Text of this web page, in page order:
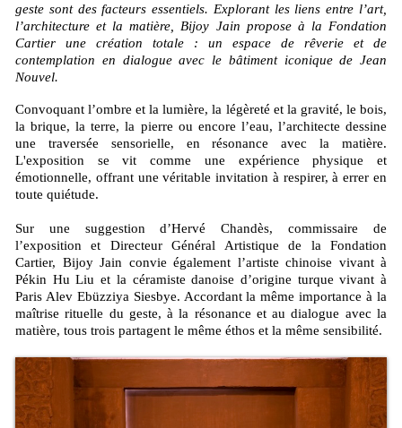
geste sont des facteurs essentiels. Explorant les liens entre l’art,
l’architecture et la matière, Bijoy Jain propose à la Fondation
Cartier une création totale : un espace de rêverie et de
contemplation en dialogue avec le bâtiment iconique de Jean
Nouvel.
Convoquant l’ombre et la lumière, la légèreté et la gravité, le bois,
la brique, la terre, la pierre ou encore l’eau, l’architecte dessine
une traversée sensorielle, en résonance avec la matière.
L'exposition se vit comme une expérience physique et
émotionnelle, offrant une véritable invitation à respirer, à errer en
toute quiétude.
Sur une suggestion d’Hervé Chandès, commissaire de
l’exposition et Directeur Général Artistique de la Fondation
Cartier, Bijoy Jain convie également l’artiste chinoise vivant à
Pékin Hu Liu et la céramiste danoise d’origine turque vivant à
Paris Alev Ebüzziya Siesbye. Accordant la même importance à la
maîtrise rituelle du geste, à la résonance et au dialogue avec la
matière, tous trois partagent le même éthos et la même sensibilité.